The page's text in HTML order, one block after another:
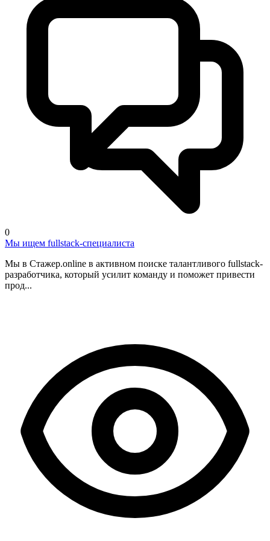
0
Мы ищем fullstack-специалиста
Мы в Стажер.online в активном поиске талантливого fullstack-
разработчика, который усилит команду и поможет привести
прод...